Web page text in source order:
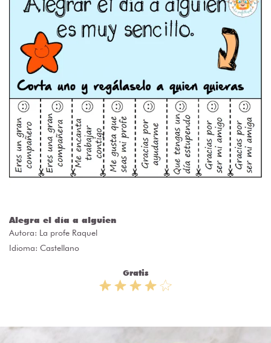
Alegra el día a alguien
Autora: La profe Raquel
Idioma: Castellano
Gratis